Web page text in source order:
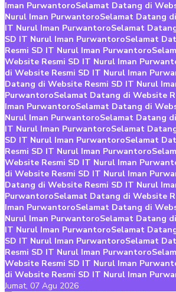
Iman PurwantoroSelamat Datang di
Nurul Iman PurwantoroSelamat Datang
IT Nurul Iman PurwantoroSelamat
SD IT Nurul Iman PurwantoroSelamat
Resmi SD IT Nurul Iman Purwantoro
Website Resmi SD IT Nurul Iman
di Website Resmi SD IT Nurul Iman
Datang di Website Resmi SD IT Nurul
PurwantoroSelamat Datang di Website
Iman PurwantoroSelamat Datang di
Nurul Iman PurwantoroSelamat Datang
IT Nurul Iman PurwantoroSelamat
SD IT Nurul Iman PurwantoroSelamat
Resmi SD IT Nurul Iman Purwantoro
Website Resmi SD IT Nurul Iman
di Website Resmi SD IT Nurul Iman
Datang di Website Resmi SD IT Nurul
PurwantoroSelamat Datang di Website
Iman PurwantoroSelamat Datang di
Nurul Iman PurwantoroSelamat Datang
IT Nurul Iman PurwantoroSelamat
SD IT Nurul Iman PurwantoroSelamat
Resmi SD IT Nurul Iman Purwantoro
Website Resmi SD IT Nurul Iman
di Website Resmi SD IT Nurul Iman
Jumat, 07 Agu 2026